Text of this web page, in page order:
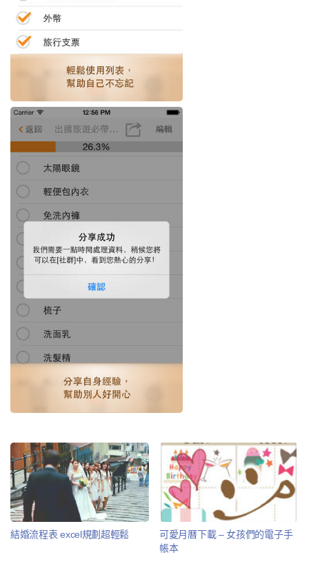
結婚流程表 excel規劃超輕鬆
可愛月曆下載 – 女孩們的電子手
帳本